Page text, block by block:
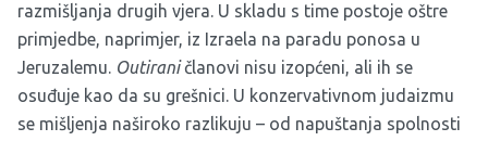
razmišljanja drugih vjera. U skladu s time postoje oštre
primjedbe, naprimjer, iz Izraela na paradu ponosa u
Jeruzalemu. Outiraničlanovi nisu izopćeni, ali ih se
osuđuje kao da su grešnici. U konzervativnom judaizmu
se mišljenja naširoko razlikuju – od napuštanja spolnosti